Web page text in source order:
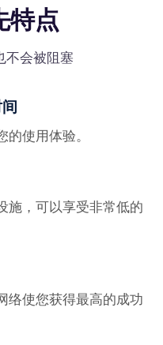
特点
不会被阻塞
使用体验。
施，可以享受非常低的
络使您获得最高的成功